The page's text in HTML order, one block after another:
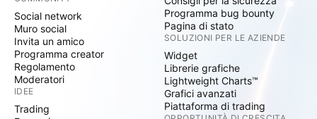
Social network
Muro social
Invita un amico
Programma creator
Regolamento
Moderatori
IDEE
Trading
Programma bug bounty
Pagina di stato
SOLUZIONI PER LE AZIENDE
Widget
Librerie grafiche
Lightweight Charts™
Grafici avanzati
Piattaforma di trading